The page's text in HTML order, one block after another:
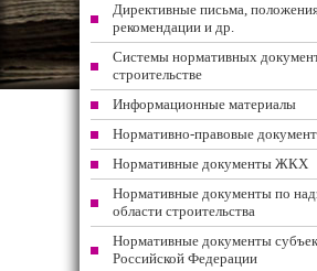
Директивные письма,
рекомендации и др.
Системы нормативных
строительстве
Информационные материалы
Нормативно-правовые
Нормативные документы ЖКХ
Нормативные документы по
области строительства
Нормативные документы
Российской Федерации